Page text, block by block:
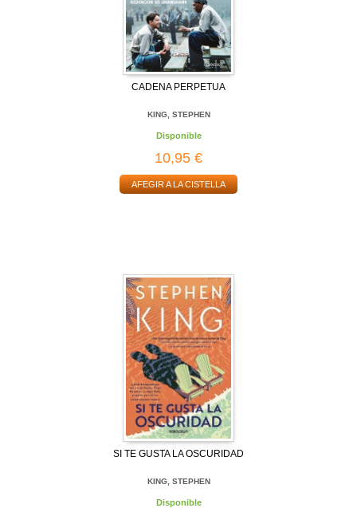
CADENA PERPETUA
KING, STEPHEN
Disponible
10,95 €
AFEGIR A LA CISTELLA
SI TE GUSTA LA OSCURIDAD
KING, STEPHEN
Disponible